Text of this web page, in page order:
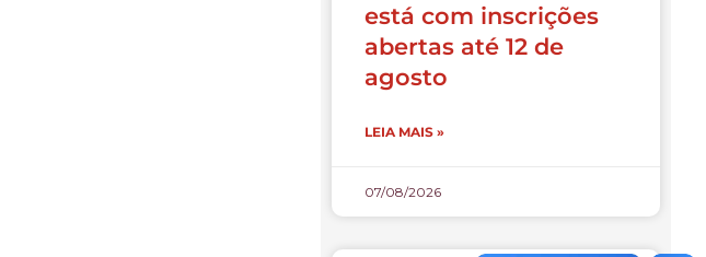
está com inscrições
abertas até 12 de
agosto
LEIA MAIS »
07/08/2026